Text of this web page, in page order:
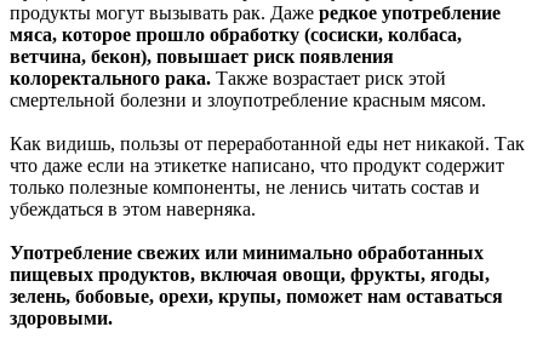
продукты могут вызывать рак. Даже редкое употребление
мяса, которое прошло обработку (сосиски, колбаса,
ветчина, бекон), повышает риск появления
колоректального рака. Также возрастает риск этой
смертельной болезни и злоупотребление красным мясом.
Как видишь, пользы от переработанной еды нет никакой. Так
что даже если на этикетке написано, что продукт содержит
только полезные компоненты, не ленись читать состав и
убеждаться в этом наверняка.
Употребление свежих или минимально обработанных
пищевых продуктов, включая овощи, фрукты, ягоды,
зелень, бобовые, орехи, крупы, поможет нам оставаться
здоровыми.